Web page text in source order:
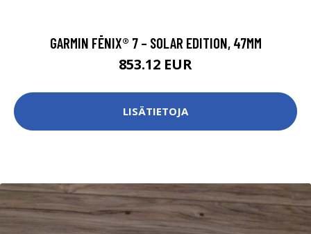
GARMIN FĒNIX® 7 – SOLAR EDITION, 47MM
853.12 EUR
LISÄTIETOJA